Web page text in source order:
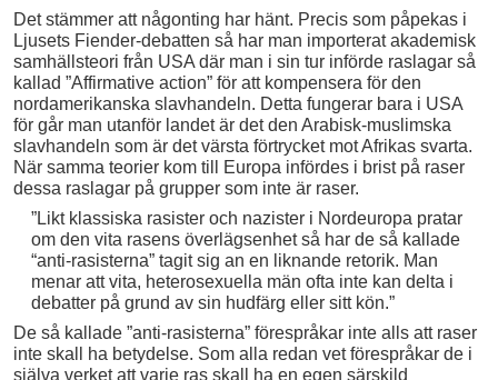
Det stämmer att någonting har hänt. Precis som påpekas i
Ljusets Fiender-debatten så har man importerat akademisk
samhällsteori från USA där man i sin tur införde raslagar så
kallad ”Affirmative action” för att kompensera för den
nordamerikanska slavhandeln. Detta fungerar bara i USA
för går man utanför landet är det den Arabisk-muslimska
slavhandeln som är det värsta förtrycket mot Afrikas svarta.
När samma teorier kom till Europa infördes i brist på raser
dessa raslagar på grupper som inte är raser.
”Likt klassiska rasister och nazister i Nordeuropa pratar
om den vita rasens överlägsenhet så har de så kallade
“anti-rasisterna” tagit sig an en liknande retorik. Man
menar att vita, heterosexuella män ofta inte kan delta i
debatter på grund av sin hudfärg eller sitt kön.”
De så kallade ”anti-rasisterna” förespråkar inte alls att raser
inte skall ha betydelse. Som alla redan vet förespråkar de i
själva verket att varje ras skall ha en egen särskild